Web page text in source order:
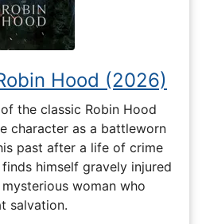
Hood (2026)
the classic Robin Hood
character as a battleworn
past after a life of crime
himself gravely injured
woman who
salvation.